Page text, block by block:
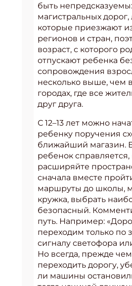
быть
магистральных
которые приезжают
регионов и стран,
возраст, с которого
отпускают ребенка
сопровождения
несколько выше, чем
городах, где все
друг друга.
С 12–13 лет можно
ребенку поручения
ближайший магазин.
ребенок
расширяйте
сначала вместе
маршруты до школы,
кружка, выбрать
безопасный.
путь. Например:
переходим только по
сигналу светофора
Но всегда, прежде
переходить дорогу,
ли машины